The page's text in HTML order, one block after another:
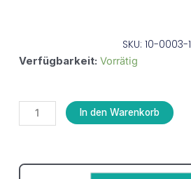
SKU: 10-0003-1
Verfügbarkeit: Vorrätig
Excel
–
Übungsheft
In den Warenkorb